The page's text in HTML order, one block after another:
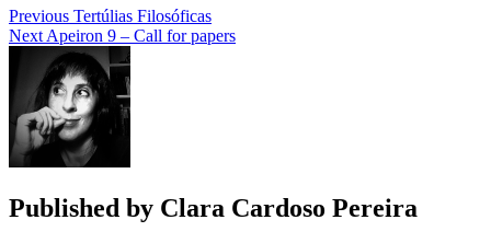
Previous Tertúlias Filosóficas
Next Apeiron 9 – Call for papers
Published by Clara Cardoso Pereira